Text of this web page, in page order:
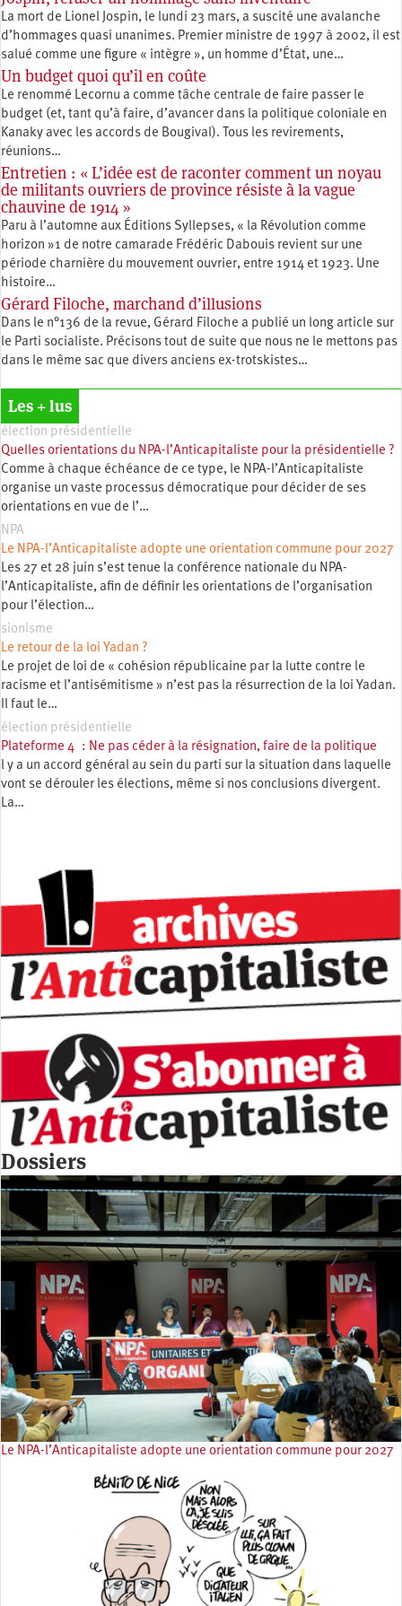
La mort de Lionel Jospin, le lundi 23 mars, a suscité une avalanche
d’hommages quasi unanimes. Premier ministre de 1997 à 2002, il est
salué comme une figure « intègre », un homme d’État, une…
Un budget quoi qu’il en coûte
Le renommé Lecornu a comme tâche centrale de faire passer le
budget (et, tant qu’à faire, d’avancer dans la politique coloniale en
Kanaky avec les accords de Bougival). Tous les revirements,
réunions…
Entretien : « L’idée est de raconter comment un noyau
de militants ouvriers de province résiste à la vague
chauvine de 1914 »
Paru à l’automne aux Éditions Syllepses, « la Révolution comme
horizon »1 de notre camarade Frédéric Dabouis revient sur une
période charnière du mouvement ouvrier, entre 1914 et 1923. Une
histoire…
Gérard Filoche, marchand d’illusions
Dans le n°136 de la revue, Gérard Filoche a publié un long article sur
le Parti socialiste. Précisons tout de suite que nous ne le mettons pas
dans le même sac que divers anciens ex-trotskistes…
Les + lus
élection présidentielle
Quelles orientations du NPA-l’Anticapitaliste pour la présidentielle ?
Comme à chaque échéance de ce type, le NPA-l’Anticapitaliste
organise un vaste processus démocratique pour décider de ses
orientations en vue de l’…
NPA
Le NPA-l’Anticapitaliste adopte une orientation commune pour 2027
Les 27 et 28 juin s’est tenue la conférence nationale du NPA-
l’Anticapitaliste, afin de définir les orientations de l’organisation
pour l’élection…
sionisme
Le retour de la loi Yadan ?
Le projet de loi de « cohésion républicaine par la lutte contre le
racisme et l’antisémitisme » n’est pas la résurrection de la loi Yadan.
Il faut le…
élection présidentielle
Plateforme 4 : Ne pas céder à la résignation, faire de la politique
l y a un accord général au sein du parti sur la situation dans laquelle
vont se dérouler les élections, même si nos conclusions divergent.
La…
Dossiers
Le NPA-l’Anticapitaliste adopte une orientation commune pour 2027